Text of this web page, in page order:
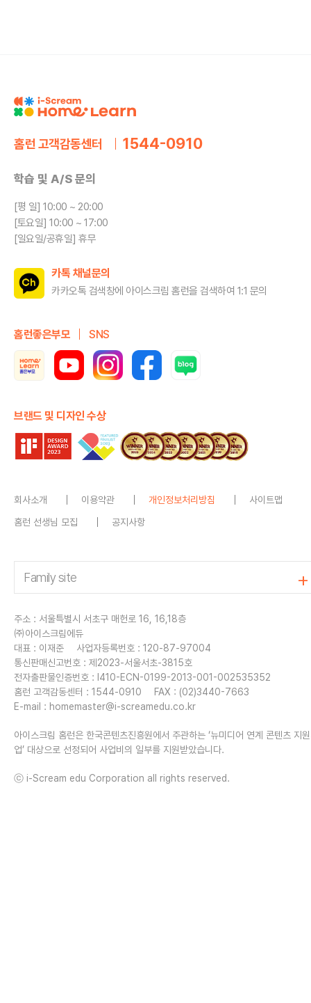
홈런 고객감동센터
학습 및 A/S 문의
[평 일] 10:00 ~ 20:00
[토요일] 10:00 ~ 17:00
[일요일/공휴일] 휴무
1544-0910
카톡 채널문의
카카오톡 검색창에 아이스크림 홈런을 검색하여 1:1 문의
홈런좋은부모 SNS
브랜드 및 디자인 수상
회사소개 이용약관 개인정보처리방침
사이트맵
홈런 선생님 모집
공지사항
주소 : 서울특별시 서초구 매헌로 16, 16,18층
㈜아이스크림에듀
대표 : 이재준
사업자등록번호 : 120-87-97004
통신판매신고번호 : 제2023-서울서초-3815호
전자출판물인증번호 : I410-ECN-0199-2013-001-002535352
홈런 고객감동센터 : 1544-0910
FAX : (02)3440-7663
E-mail : homemaster@i-screamedu.co.kr
아이스크림 홈런은 한국콘텐츠진흥원에서 주관하는 ‘뉴미디어 연계 콘텐츠 지
업’ 대상으로 선정되어 사업비의 일부를 지원받았습니다.
ⓒ i-Scream edu Corporation all rights reserved.